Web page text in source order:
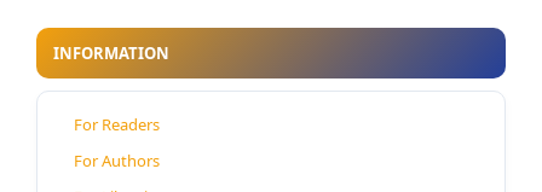
INFORMATION
For Readers
For Authors